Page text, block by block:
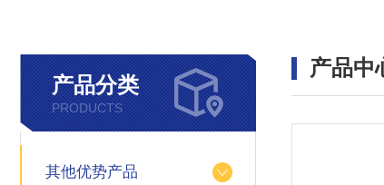
产品分类
PRODUCTS
其他优势产品
产品中